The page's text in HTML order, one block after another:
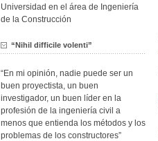
Universidad en el área de Ingeniería
de la Construcción
“Nihil difficile volenti”
“En mi opinión, nadie puede ser un
buen proyectista, un buen
investigador, un buen líder en la
profesión de la ingeniería civil a
menos que entienda los métodos y los
problemas de los constructores”